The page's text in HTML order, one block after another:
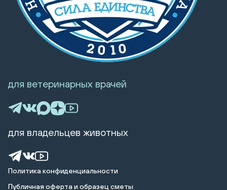
Политика конфиденциальности
Публичная оферта и образец сметы
для ветеринарных врачей
для владельцев животных